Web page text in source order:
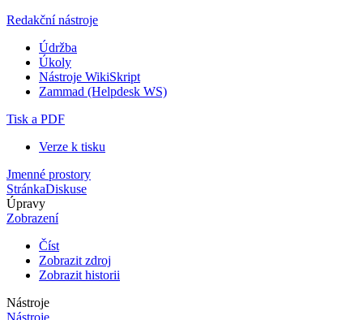
Redakční nástroje
Údržba
Úkoly
Nástroje WikiSkript
Zammad (Helpdesk WS)
Tisk a PDF
Verze k tisku
Jmenné prostory
StránkaDiskuse
Úpravy
Zobrazení
Číst
Zobrazit zdroj
Zobrazit historii
Nástroje
Nástroje